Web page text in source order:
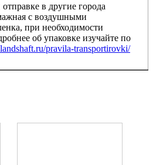
в другие города
с воздушными
при необходимости
об упаковке изучайте по
pravila-transportirovki/